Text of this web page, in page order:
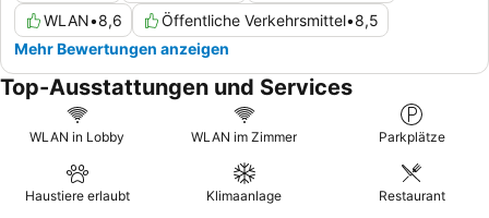
WLAN•8,6 Öffentliche Verkehrsmittel•8,5
Mehr Bewertungen anzeigen
Top-Ausstattungen und Services
WLAN in Lobby WLAN im Zimmer Parkplätze
Haustiere erlaubt Klimaanlage Restaurant